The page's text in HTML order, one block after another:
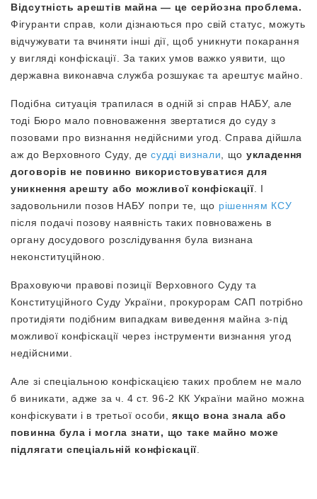
Відсутність арештів майна — це серйозна проблема.
Фігуранти справ, коли дізнаються про свій статус, можуть
відчужувати та вчиняти інші дії, щоб уникнути покарання
у вигляді конфіскації. За таких умов важко уявити, що
державна виконавча служба розшукає та арештує майно.
Подібна ситуація трапилася в одній зі справ НАБУ, але
тоді Бюро мало повноваження звертатися до суду з
позовами про визнання недійсними угод. Справа дійшла
аж до Верховного Суду, десудді визнали , що укладення
договорів не повинно використовуватися для
уникнення арешту або можливої конфіскації. І
задовольнили позов НАБУ попри те, що рішенням КСУ
після подачі позову наявність таких повноважень в
органу досудового розслідування була визнана
неконституційною.
Враховуючи правові позиції Верховного Суду та
Конституційного Суду України, прокурорам САП потрібно
протидіяти подібним випадкам виведення майна з-під
можливої конфіскації через інструменти визнання угод
недійсними.
Але зі спеціальною конфіскацією таких проблем не мало
б виникати, адже за ч. 4 ст. 96-2 КК України майно можна
конфіскувати і в третьої особи,
якщо вона знала або
повинна була і могла знати, що таке майно може
підлягати спеціальній конфіскації